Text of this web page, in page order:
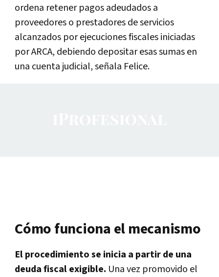
ordena retener pagos adeudados a
proveedores o prestadores de servicios
alcanzados por ejecuciones fiscales iniciadas
por ARCA, debiendo depositar esas sumas en
una cuenta judicial, señala Felice.
Cómo funciona el mecanismo
El procedimiento se inicia a partir de una
deuda fiscal exigible. Una vez promovido el